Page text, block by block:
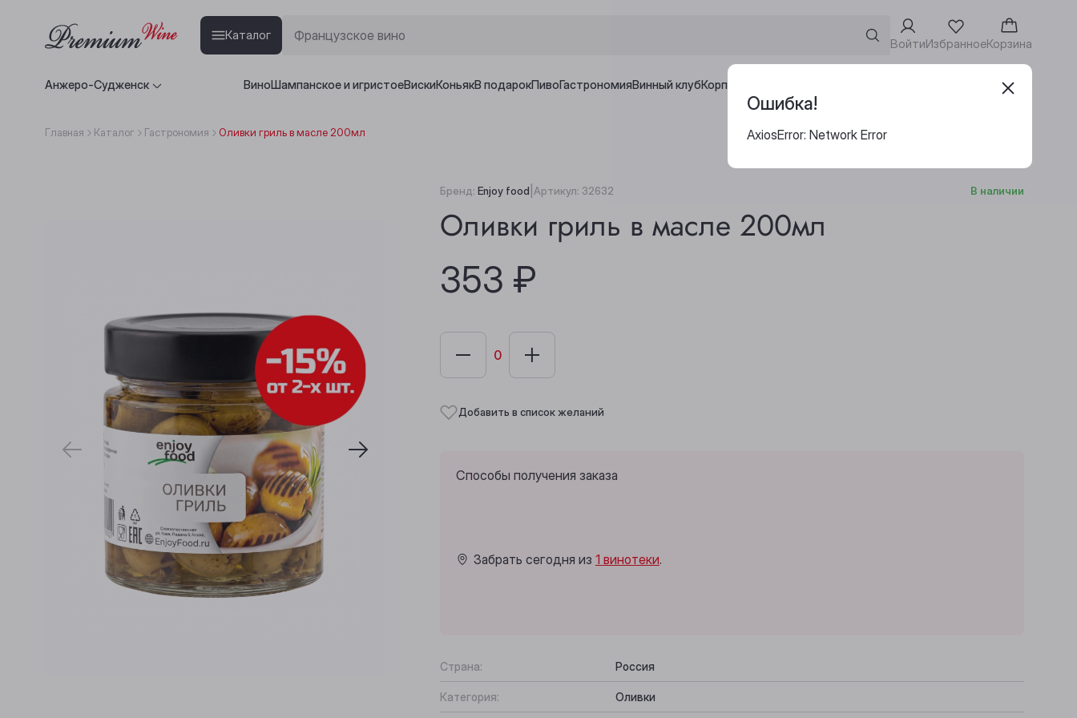
Каталог
ВойтиИзбранноеКорзина
Анжеро-Судженск ВиноШампанское и игристоеВискиКоньякВ подарокПивоГастрономияВинный клубКорпоративным клиентам Адреса винотек
Главная Каталог Гастрономия Оливки гриль в масле 200мл
Бренд: Enjoy food Артикул: 32632 В наличии
Оливки гриль в масле 200мл
353 ₽
Добавить в список желаний
Способы получения заказа
Забрать сегодня из 1 винотеки.
Страна: Россия
Категория: Оливки
Ошибка!
AxiosError: Network Error